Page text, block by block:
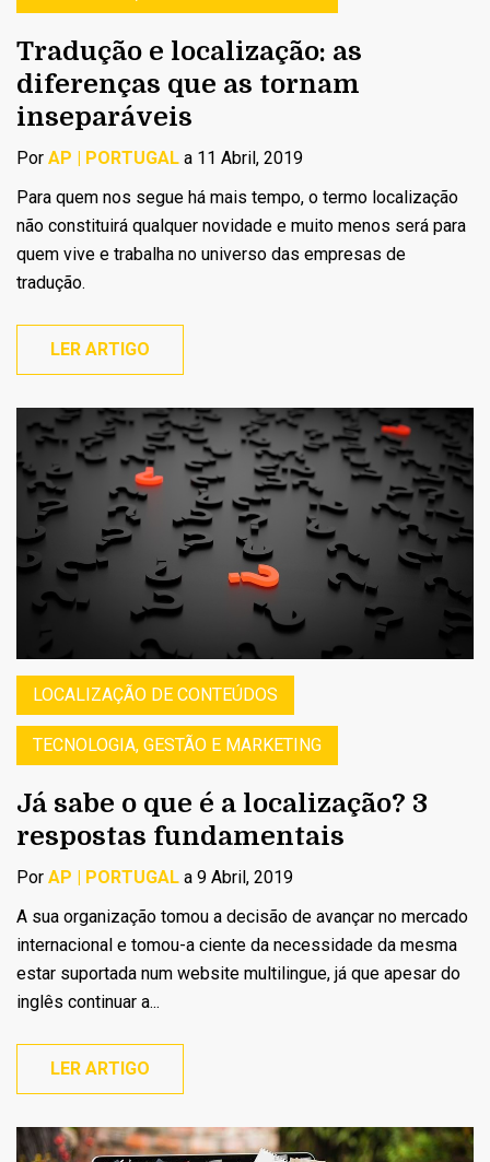
Tradução e localização: as
diferenças que as tornam
inseparáveis
Por AP | PORTUGAL a 11 Abril, 2019
Para quem nos segue há mais tempo, o termo localização
não constituirá qualquer novidade e muito menos será para
quem vive e trabalha no universo das empresas de
tradução.
LER ARTIGO
LOCALIZAÇÃO DE CONTEÚDOS
TECNOLOGIA, GESTÃO E MARKETING
Já sabe o que é a localização? 3
respostas fundamentais
Por AP | PORTUGAL a 9 Abril, 2019
A sua organização tomou a decisão de avançar no mercado
internacional e tomou-a ciente da necessidade da mesma
estar suportada num website multilingue, já que apesar do
inglês continuar a...
LER ARTIGO